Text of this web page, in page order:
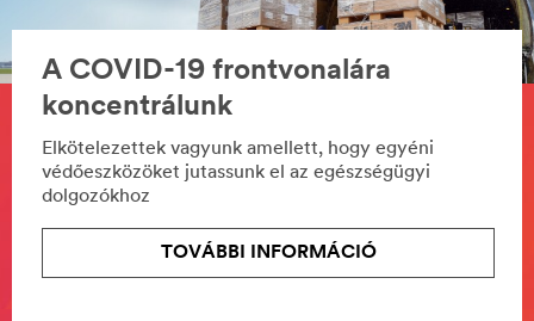
A COVID-19 frontvonalára
koncentrálunk
Elkötelezettek vagyunk amellett, hogy egyéni
védőeszközöket jutassunk el az egészségügyi
dolgozókhoz
TOVÁBBI INFORMÁCIÓ